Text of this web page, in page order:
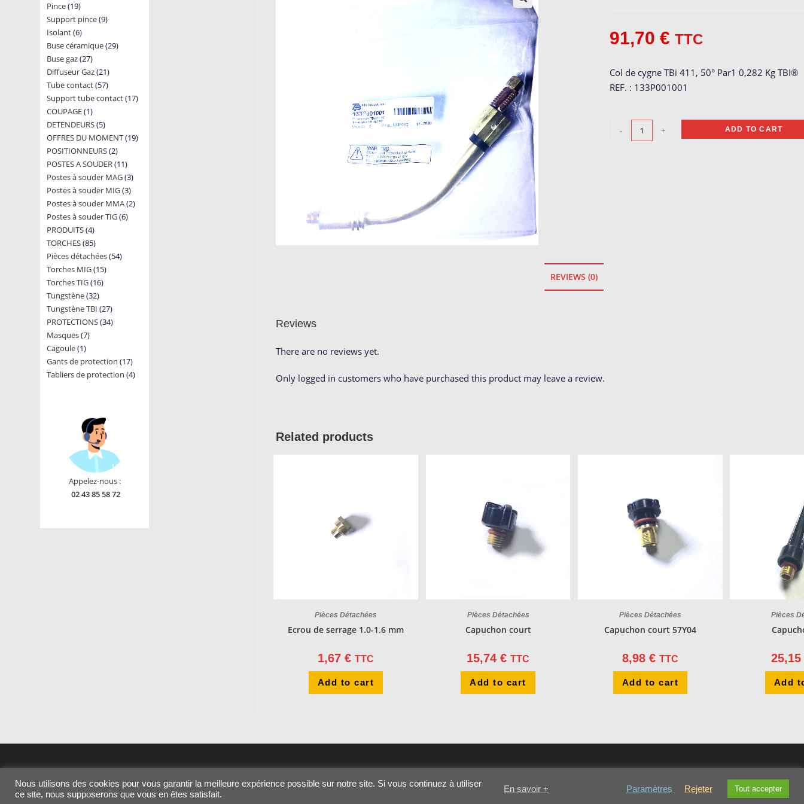
91,70€ TTC
Col de cygne TBi 411, 50° Par1 0,282 Kg TBI®
REF. : 133P001001
- + ADD TO CART
REVIEWS (0)
Reviews
There are no reviews yet.
Only logged in customers who have purchased this product may leave a review.
Related products
Pièces Détachées
Ecrou de serrage 1.0-1.6 mm
1,67€ TTC
Add to cart
Pièces Détachées
Capuchon court
15,74 € TTC
Add to cart
Pièces Détachées
Capuchon court 57Y04
8,98 € TTC
Add to cart
Pièces
25,15
Add
Pince 1919
products
Support pince 99
Isolant 66
products
Buse céramique 2929
Buse gaz 2727
products
Diffuseur Gaz 2121
products
Tube contact 5757
products
Support tube contact 1717
COUPAGE 11
product
DETENDEURS 55
products
OFFRES DU MOMENT 1919
POSITIONNEURS 22
products
POSTES A SOUDER 1111
products
Postes à souder MAG 33
products
Postes à souder MIG 33
products
Postes à souder MMA 22
Postes à souder TIG 66
PRODUITS 44
products
TORCHES 8585
products
Pièces détachées 5454
Torches MIG 1515
Torches TIG 1616
Tungstène 3232
products
Tungstène TBI 2727
products
PROTECTIONS 3434
Masques 77
Cagoule 11
product
Gants de protection 1717
products
Tabliers de protection 44
Appelez-nous :
02 43 85 58 72
Contactez-nous MENTIONS LEGALES Conditions générales de vente Cookies
Copyright - OceanWP Theme by OceanWP
Nous utilisons des cookies pour vous garantir la meilleure expérience possible sur notre site. Si vous continuez à utiliser
ce site, nous supposerons que vous en êtes satisfait.
En savoir + Paramètres Rejeter Tout accepter